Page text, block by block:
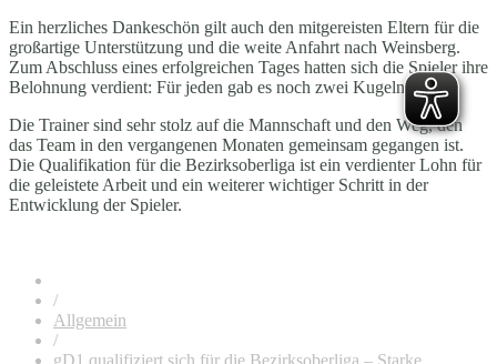
Ein herzliches Dankeschön gilt auch den mitgereisten Eltern für die
großartige Unterstützung und die weite Anfahrt nach Weinsberg.
Zum Abschluss eines erfolgreichen Tages hatten sich die Spieler ihre
Belohnung verdient: Für jeden gab es noch zwei Kugeln Eis.
Die Trainer sind sehr stolz auf die Mannschaft und den Weg, den
das Team in den vergangenen Monaten gemeinsam gegangen ist.
Die Qualifikation für die Bezirksoberliga ist ein verdienter Lohn für
die geleistete Arbeit und ein weiterer wichtiger Schritt in der
Entwicklung der Spieler.
/
Allgemein
/
gD1 qualifiziert sich für die Bezirksoberliga – Starke